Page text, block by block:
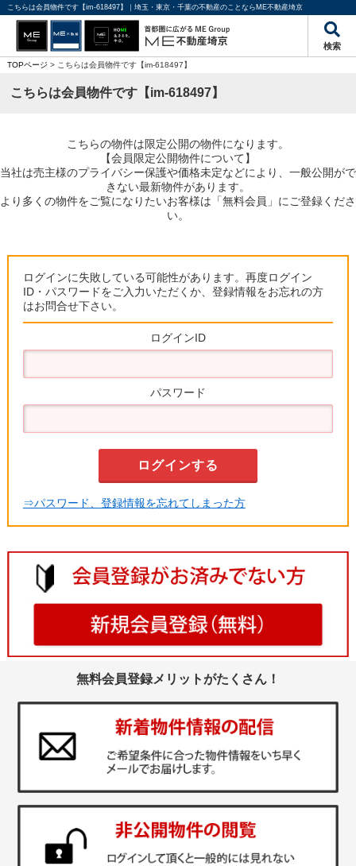
こちらは会員物件です【im-618497】｜埼玉・東京・千葉の不動産のことならME不動産埼京
検索
TOPページ > こちらは会員物件です【im-618497】
こちらは会員物件です【im-618497】
こちらの物件は限定公開の物件になります。
【会員限定公開物件について】
当社は売主様のプライバシー保護や価格未定などにより、一般公開がで
きない最新物件があります。
より多くの物件をご覧になりたいお客様は「無料会員」にご登録くださ
い。
ログインに失敗している可能性があります。再度ログイン
ID・パスワードをご入力いただくか、登録情報をお忘れの方
はお問合せ下さい。
ログインID
パスワード
⇒パスワード、登録情報を忘れてしまった方
無料会員登録メリットがたくさん！